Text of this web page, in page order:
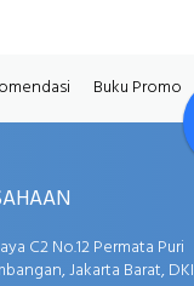
Buku Promo
C2 No.12 Permata Puri
Jakarta Barat, DKI